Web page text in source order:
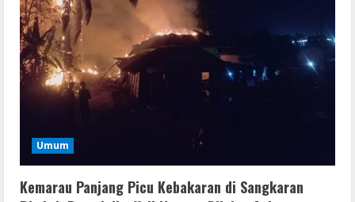
Umum
Kemarau Panjang Picu Kebakaran di Sangkaran
Display Changer X Portable + Crack
[Final] (x64) Final FileCR